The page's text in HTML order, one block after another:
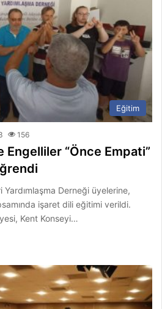
Eğitim
156
Engelliler “Önce Empati”
Yardımlaşma Derneği üyelerine,
işaret dili eğitimi verildi.
Kent Konseyi…